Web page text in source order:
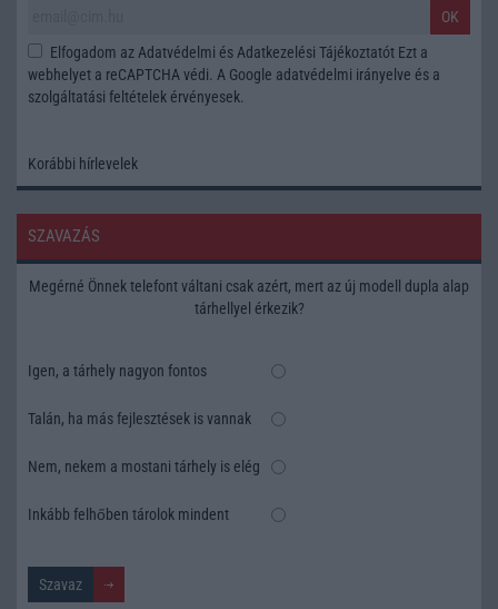
OK
Elfogadom az Adatvédelmi és Adatkezelési Tájékoztatót Ezt a
webhelyet a reCAPTCHA védi. A Google adatvédelmi irányelve és a
szolgáltatási feltételek érvényesek.
Korábbi hírlevelek
SZAVAZÁS
Megérné Önnek telefont váltani csak azért, mert az új modell dupla alap
tárhellyel érkezik?
Igen, a tárhely nagyon fontos
Talán, ha más fejlesztések is vannak
Nem, nekem a mostani tárhely is elég
Inkább felhőben tárolok mindent